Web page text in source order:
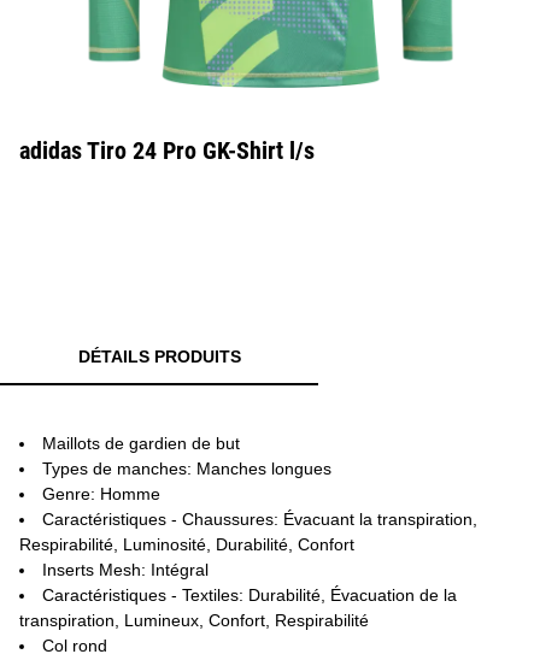
adidas Tiro 24 Pro GK-Shirt l/s
DÉTAILS PRODUITS
Maillots de gardien de but
Types de manches: Manches longues
Genre: Homme
Caractéristiques - Chaussures: Évacuant la transpiration,
Respirabilité, Luminosité, Durabilité, Confort
Inserts Mesh: Intégral
Caractéristiques - Textiles: Durabilité, Évacuation de la
transpiration, Lumineux, Confort, Respirabilité
Col rond